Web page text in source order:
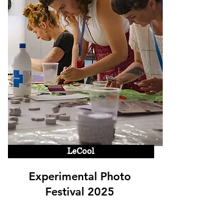
LeCool
Experimental Photo
Festival 2025